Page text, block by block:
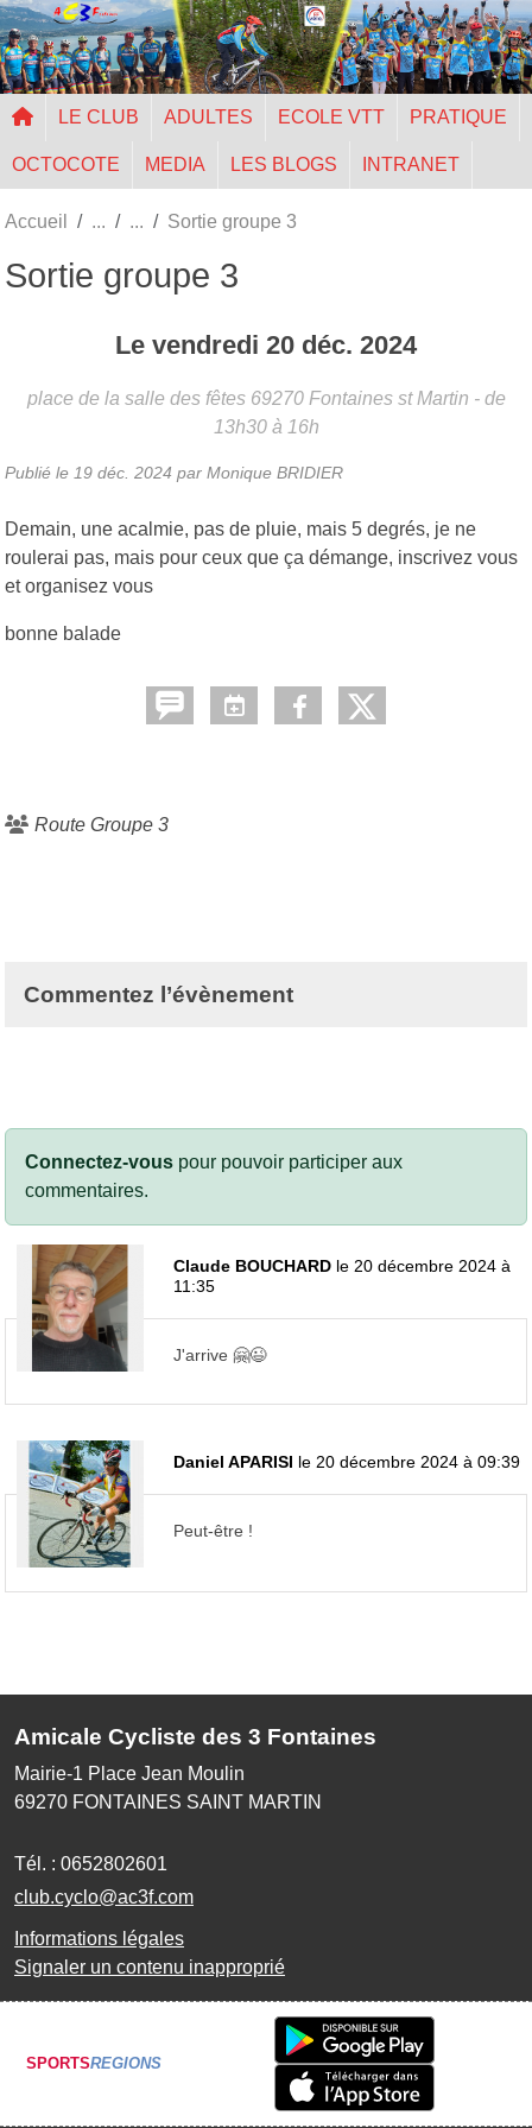
LE CLUB ADULTES ECOLE VTT PRATIQUE
OCTOCOTE MEDIA LES BLOGS INTRANET
Accueil Sortie groupe 3
Sortie groupe 3
Le vendredi 20 déc. 2024
place de la salle des fêtes 69270 Fontaines st Martin - de
13h30 à 16h
Publié le 19 déc. 2024 par Monique BRIDIER
Demain, une acalmie, pas de pluie, mais 5 degrés, je ne
roulerai pas, mais pour ceux que ça démange, inscrivez vous
et organisez vous
bonne balade
Route Groupe 3
Commentez l’évènement
Connectez-vous pour pouvoir participer aux
commentaires.
Claude BOUCHARD le 20 décembre 2024 à
11:35
J'arrive 🤗😉
Daniel APARISI le 20 décembre 2024 à 09:39
Peut-être !
Amicale Cycliste des 3 Fontaines
Mairie-1 Place Jean Moulin
69270 FONTAINES SAINT MARTIN
Tél. : 0652802601
club.cyclo@ac3f.com
Informations légales
Signaler un contenu inapproprié
SPORTSREGIONS
Panneau de gestion des cookies